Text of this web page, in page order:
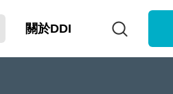
關於DDI